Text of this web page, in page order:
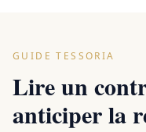
GUIDE TESSORIA
Lire un
anticiper la